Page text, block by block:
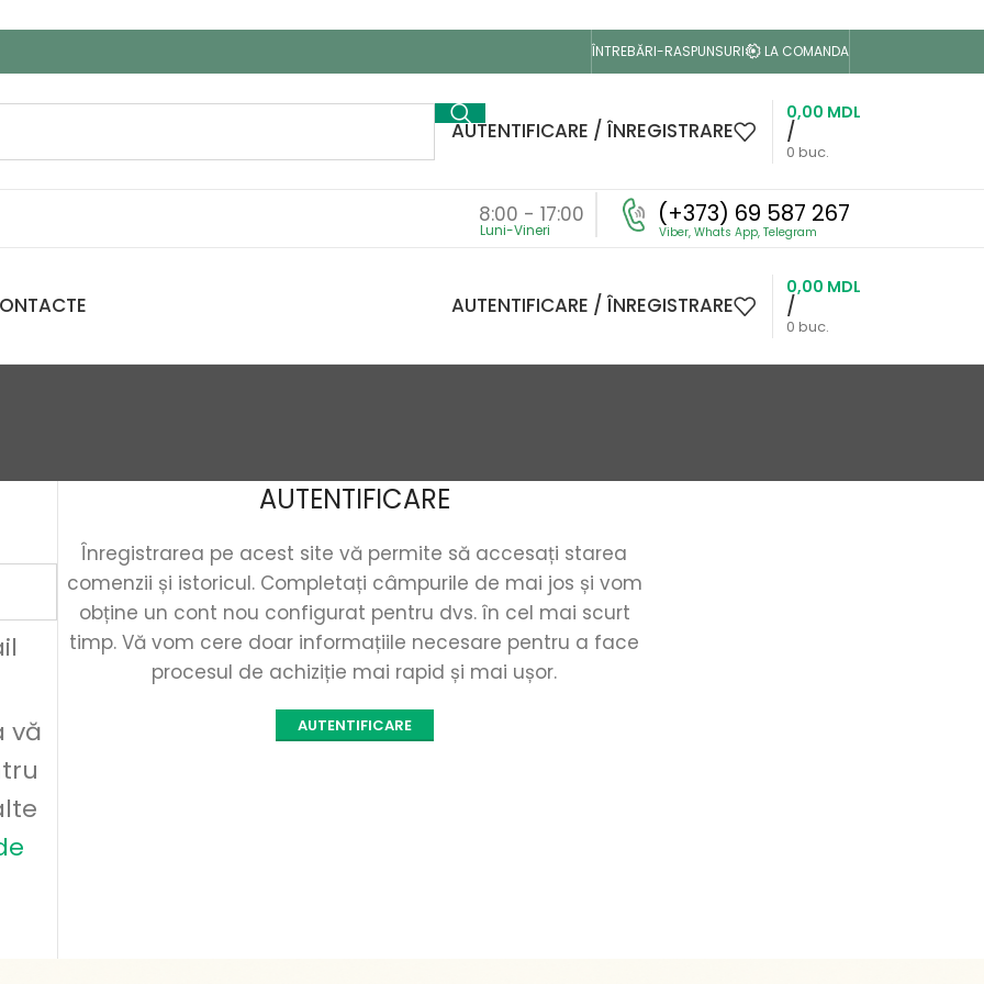
ÎNTREBĂRI-RASPUNSURI LA COMANDA
AUTENTIFICARE / ÎNREGISTRARE
0 buc.
/
0,00 MDL
8:00 - 17:00 (+373) 69 587 267
AUTENTIFICARE / ÎNREGISTRARE
0 buc.
/
0,00 MDL
vă
AUTENTIFICARE
Înregistrarea pe acest site vă permite să accesați starea
comenzii și istoricul. Completați câmpurile de mai jos și vom
obține un cont nou configurat pentru dvs. în cel mai scurt
timp. Vă vom cere doar informațiile necesare pentru a face
procesul de achiziție mai rapid și mai ușor.
AUTENTIFICARE